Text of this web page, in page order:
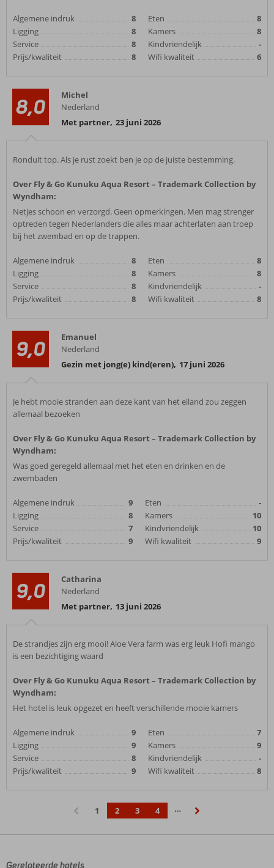
Algemene indruk
8
Ligging
8
Service
8
Prijs/kwaliteit
8
Eten
8
Kamers
8
Kindvriendelijk
-
Wifi kwaliteit
6
8,0
Michel
Nederland
Met partner, 23 juni 2026
Ronduit top. Als je rust zoekt ben je op de juiste bestemming.
Over Fly & Go Kunuku Aqua Resort – Trademark Collection by
Wyndham:
Netjes schoon en verzorgd. Geen opmerkingen. Men mag strenger
optreden tegen Nederlanders die alles maar achterlaten aan troep
bij het zwembad en op de trappen.
Algemene indruk
8
Ligging
8
Service
8
Prijs/kwaliteit
8
Eten
8
Kamers
8
Kindvriendelijk
-
Wifi kwaliteit
8
9,0
Emanuel
Nederland
Gezin met jong(e) kind(eren), 17 juni 2026
Je hebt mooie stranden aan deze kant van het eiland zou zeggen
allemaal bezoeken
Over Fly & Go Kunuku Aqua Resort – Trademark Collection by
Wyndham:
Was goed geregeld allemaal met het eten en drinken en de
zwembaden
Algemene indruk
9
Ligging
8
Service
7
Prijs/kwaliteit
9
Eten
-
Kamers
10
Kindvriendelijk
10
Wifi kwaliteit
9
9,0
Catharina
Nederland
Met partner, 13 juni 2026
De strandjes zijn erg mooi! Aloe Vera farm was erg leuk Hofi mango
is een bezichtiging waard
Over Fly & Go Kunuku Aqua Resort – Trademark Collection by
Wyndham:
Het hotel is leuk opgezet en heeft verschillende mooie kamers
Algemene indruk
9
Ligging
9
Service
8
Prijs/kwaliteit
9
Eten
7
Kamers
9
Kindvriendelijk
-
Wifi kwaliteit
8
1 2 3 4
…
Gerelateerde hotels